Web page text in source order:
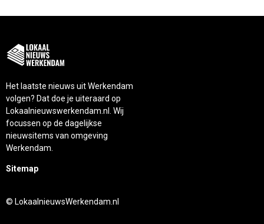
Het laatste nieuws uit Werkendam
volgen? Dat doe je uiteraard op
Lokaalnieuwswerkendam.nl. Wij
focussen op de dagelijkse
nieuwsitems van omgeving
Werkendam.
Sitemap
© LokaalnieuwsWerkendam.nl